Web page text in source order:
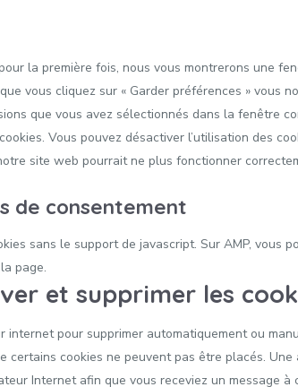
la première fois, nous vous montrerons une
vous cliquez sur « Garder préférences » vous
que vous avez sélectionnés dans la fenêtre
Vous pouvez désactiver l’utilisation des
site web pourrait ne plus fonctionner
de consentement
sans le support de javascript. Sur AMP, vous
page.
et supprimer les
internet pour supprimer automatiquement ou
certains cookies ne peuvent pas être placés.
Internet afin que vous receviez un message à